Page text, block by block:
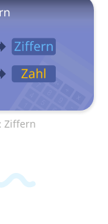
Ziffern